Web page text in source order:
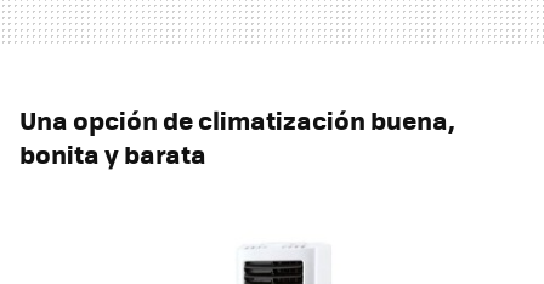
Una opción de climatización buena,
bonita y barata